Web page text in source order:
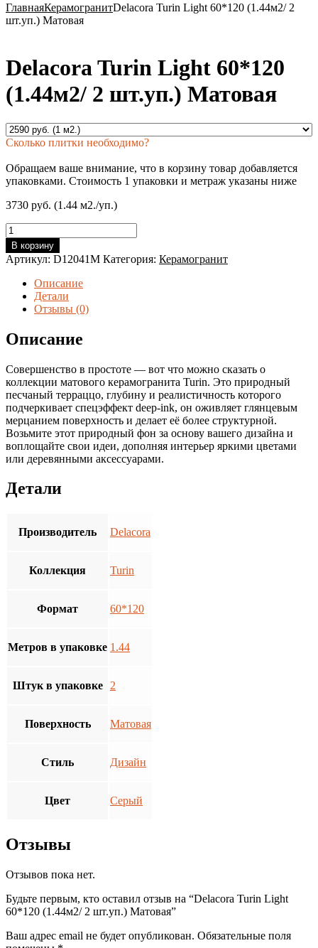
ГлавнаяКерамогранитDelacora Turin Light 60*120 (1.44м2/ 2
шт.уп.) Матовая
Delacora Turin Light 60*120
(1.44м2/ 2 шт.уп.) Матовая
Сколько плитки необходимо?
Обращаем ваше внимание, что в корзину товар добавляется
упаковками. Стоимость 1 упаковки и метраж указаны ниже
3730 руб. (1.44 м2./уп.)
Количество
товара
Delacora
Turin
Light
60*120
(1.44м2/
шт.уп.)
Матовая
В корзину
Артикул: D12041M Категория: Керамогранит
Описание
Детали
Отзывы (0)
Описание
Совершенство в простоте — вот что можно сказать о
коллекции матового керамогранита Turin. Это природный
песчаный терраццо, глубину и реалистичность которого
подчеркивает спецэффект deep-ink, он оживляет глянцевым
мерцанием поверхность и делает её более структурной.
Возьмите этот природный фон за основу вашего дизайна и
воплощайте свои идеи, дополняя интерьер яркими цветами
или деревянными аксессуарами.
Детали
Производитель Delacora
Коллекция Turin
Формат 60*120
Метров в упаковке 1.44
Штук в упаковке 2
Поверхность Матовая
Стиль Дизайн
Цвет Серый
Отзывы
Отзывов пока нет.
Будьте первым, кто оставил отзыв на “Delacora Turin Light
60*120 (1.44м2/ 2 шт.уп.) Матовая”
Ваш адрес email не будет опубликован. Обязательные поля